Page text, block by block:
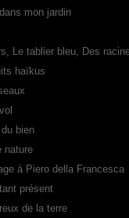
mon jardin
Le tablier bleu, Des
haïkus
bien
nature
à Piero della Francesca
présent
de la terre